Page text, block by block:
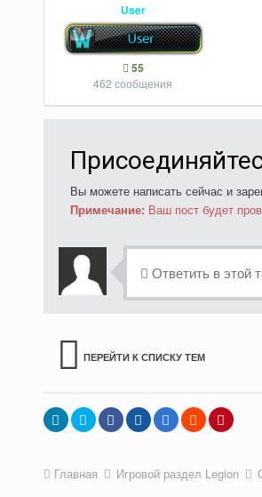
User
55
462 сообщения
Вы можете написать сейчас и
Примечание: Ваш пост будет
Ответить в этой
ПЕРЕЙТИ К СПИСКУ ТЕМ
Главная Игровой раздел Legion